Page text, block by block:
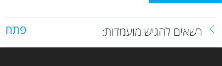
רשאים להגיש מועמדות: פתח